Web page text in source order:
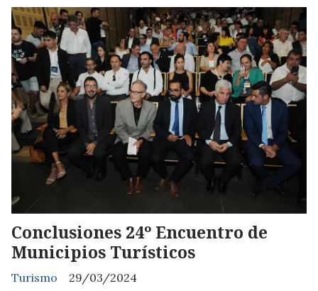
Conclusiones 24º Encuentro de
Municipios Turísticos
Turismo
29/03/2024